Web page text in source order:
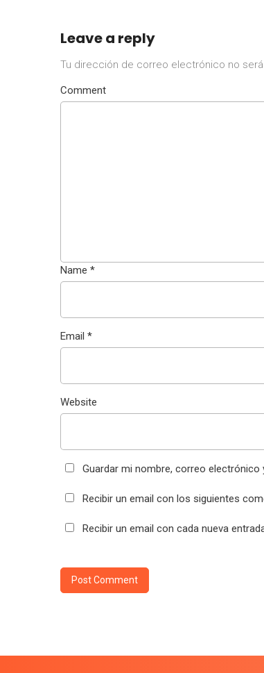
Leave a reply
Tu dirección de correo electrónico no
Comment
Name *
Email *
Website
Guardar mi nombre, correo
Recibir un email con los siguientes
Recibir un email con cada nueva